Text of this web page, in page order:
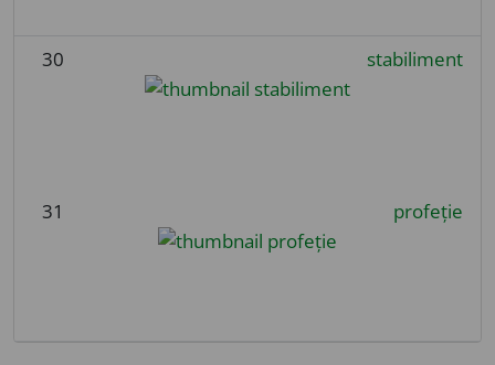
30 stabiliment
31 profeție